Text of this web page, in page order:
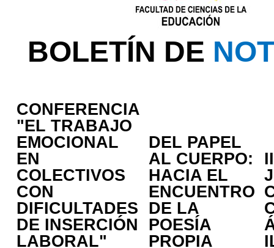
BOLETÍN DE
CONFERENCIA
"EL TRABAJO
EMOCIONAL
EN
COLECTIVOS
CON
DIFICULTADES
DE INSERCIÓN
LABORAL"
DEL PAPEL
AL CUERPO:
HACIA EL
ENCUENTRO
DE LA
POESÍA
PROPIA